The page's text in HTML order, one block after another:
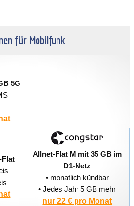
für Mobilfunk
5G
Flat
Allnet-Flat M mit 35 GB im
D1-Netz
• monatlich kündbar
• Jedes Jahr 5 GB mehr
nur 22 € pro Monat